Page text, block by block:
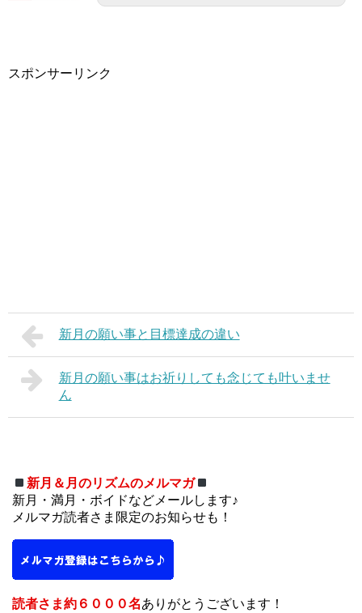
スポンサーリンク
新月の願い事と目標達成の違い
新月の願い事はお祈りしても念じても叶いませ
ん
新月＆月のリズムのメルマガ
新月・満月・ボイドなどメールします♪
メルマガ読者さま限定のお知らせも！
読者さま約６０００名ありがとうございます！